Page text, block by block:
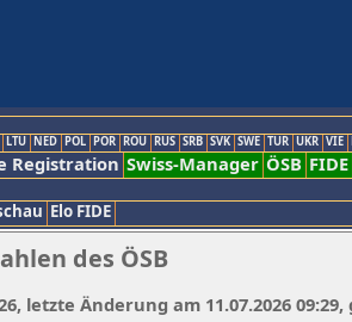
LTU NED POL POR ROU RUS SRB SVK SWE TUR UKR VIE
Registration Swiss-Manager ÖSB FIDE
Elo FIDE
des ÖSB
letzte Änderung am 11.07.2026